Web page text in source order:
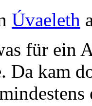
Úvaeleth
für ein
Da kam